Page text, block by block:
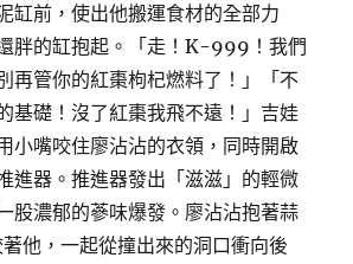
缸前，使出他搬運食材的全部力
胖的缸抱起。「走！K-999！我們
再管你的紅棗枸杞燃料了！」「不
基礎！沒了紅棗我飛不遠！」吉娃
小嘴咬住廖沾沾的衣領，同時開啟
進器。推進器發出「滋滋」的輕微
股濃郁的蔘味爆發。廖沾沾抱著蒜
他，一起從撞出來的洞口衝向後